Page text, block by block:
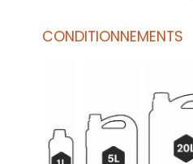
CONDITIONNEMENTS